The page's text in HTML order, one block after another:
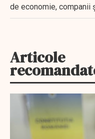
de economie, companii
Articole